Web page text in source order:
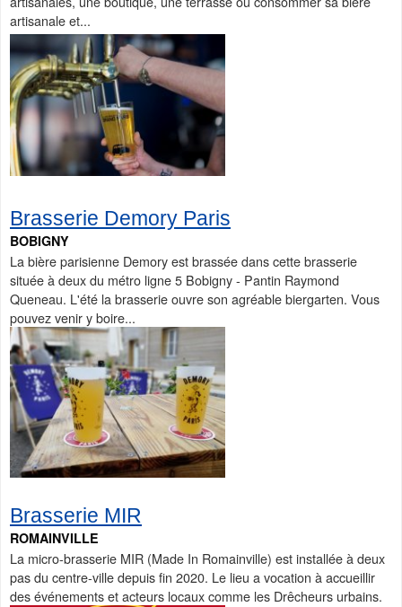
artisanale et...
Brasserie Demory Paris
BOBIGNY
La bière parisienne Demory est brassée dans cette brasserie
située à deux du métro ligne 5 Bobigny - Pantin Raymond
Queneau. L'été la brasserie ouvre son agréable biergarten. Vous
pouvez venir y boire...
Brasserie MIR
ROMAINVILLE
La micro-brasserie MIR (Made In Romainville) est installée à deux
pas du centre-ville depuis fin 2020. Le lieu a vocation à accueillir
des événements et acteurs locaux comme les Drêcheurs urbains.